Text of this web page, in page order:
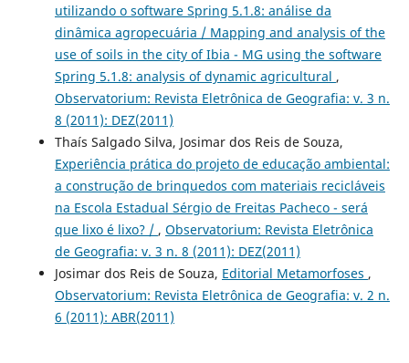
utilizando o software Spring 5.1.8: análise da
dinâmica agropecuária / Mapping and analysis of the
use of soils in the city of Ibia - MG using the software
Spring 5.1.8: analysis of dynamic agricultural ,
Observatorium: Revista Eletrônica de Geografia: v. 3 n.
8 (2011): DEZ(2011)
Thaís Salgado Silva, Josimar dos Reis de Souza,
Experiência prática do projeto de educação ambiental:
a construção de brinquedos com materiais recicláveis
na Escola Estadual Sérgio de Freitas Pacheco - será
que lixo é lixo? / , Observatorium: Revista Eletrônica
de Geografia: v. 3 n. 8 (2011): DEZ(2011)
Josimar dos Reis de Souza, Editorial Metamorfoses ,
Observatorium: Revista Eletrônica de Geografia: v. 2 n.
6 (2011): ABR(2011)